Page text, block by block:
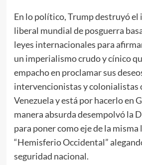
En lo político, Trump destruyó
liberal mundial de posguerra
leyes internacionales para
un imperialismo crudo y cínico
empacho en proclamar sus
intervencionistas y colonialistas
Venezuela y está por hacerlo en
manera absurda desempolvó la
para poner como eje de la
“Hemisferio Occidental”
seguridad nacional.